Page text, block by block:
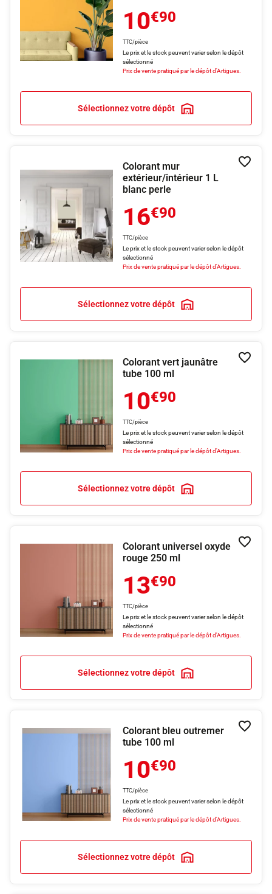
10€90
TTC/pièce
Le prix et le stock peuvent varier selon le dépôt
sélectionné
Prix de vente pratiqué par le dépôt d'Artigues.
Sélectionnez votre dépôt
Colorant mur
extérieur/intérieur 1 L
blanc perle
16€90
TTC/pièce
Le prix et le stock peuvent varier selon le dépôt
sélectionné
Prix de vente pratiqué par le dépôt d'Artigues.
Sélectionnez votre dépôt
Colorant vert jaunâtre
tube 100 ml
10€90
TTC/pièce
Le prix et le stock peuvent varier selon le dépôt
sélectionné
Prix de vente pratiqué par le dépôt d'Artigues.
Sélectionnez votre dépôt
Colorant universel oxyde
rouge 250 ml
13€90
TTC/pièce
Le prix et le stock peuvent varier selon le dépôt
sélectionné
Prix de vente pratiqué par le dépôt d'Artigues.
Sélectionnez votre dépôt
Colorant bleu outremer
tube 100 ml
10€90
TTC/pièce
Le prix et le stock peuvent varier selon le dépôt
sélectionné
Prix de vente pratiqué par le dépôt d'Artigues.
Sélectionnez votre dépôt